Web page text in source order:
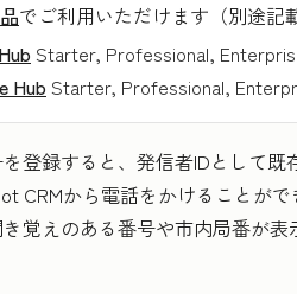
でご利用いただけます（別途記
Starter, Professional,
Hub Starter, Professional,
登録すると、発信者IDとして
CRMから電話をかけることが
覚えのある番号や市内局番が